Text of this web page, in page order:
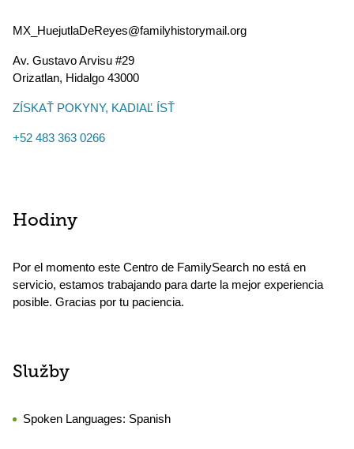
MX_HuejutlaDeReyes@familyhistorymail.org
Av. Gustavo Arvisu #29
Orizatlan, Hidalgo 43000
ZÍSKAŤ POKYNY, KADIAĽ ÍSŤ
+52 483 363 0266
Hodiny
Por el momento este Centro de FamilySearch no está en
servicio, estamos trabajando para darte la mejor experiencia
posible. Gracias por tu paciencia.
Služby
Spoken Languages: Spanish